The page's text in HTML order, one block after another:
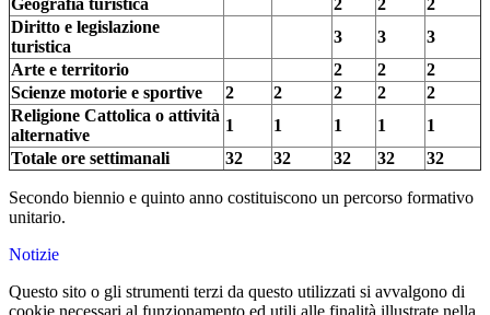
Geografia turistica
2 2
2
Diritto e legislazione
turistica
3 3
3
Arte e territorio
2 2
2
Scienze motorie e sportive
2 2 2 2
2
Religione Cattolica o attività
alternative
1 1 1 1
1
Totale ore settimanali
32 32 32 32 32
Secondo biennio e quinto anno costituiscono un percorso formativo
unitario.
Notizie
Questo sito o gli strumenti terzi da questo utilizzati si avvalgono di